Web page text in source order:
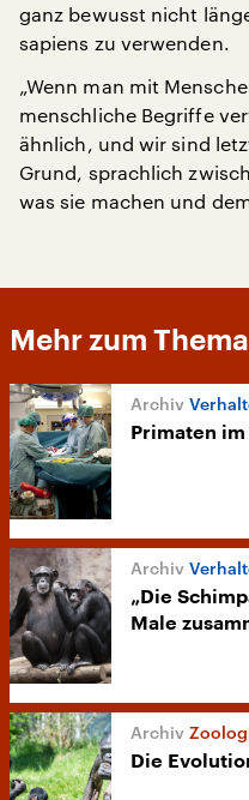
ganz bewusst nicht
sapiens zu verwenden.
„Wenn man mit
menschliche Begriffe
ähnlich, und wir sind
Grund, sprachlich
was sie machen und
Mehr zum Thema
Primaten im
„Die
Male
Die